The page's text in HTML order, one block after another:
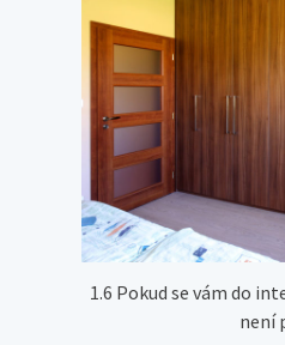
1.6 Pokud se vám do
není